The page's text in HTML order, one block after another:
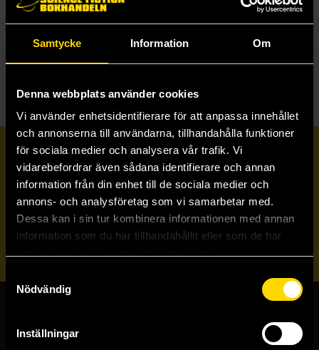
Samtycke Information Om
Denna webbplats använder cookies
Vi använder enhetsidentifierare för att anpassa innehållet
och annonserna till användarna, tillhandahålla funktioner
för sociala medier och analysera vår trafik. Vi
vidarebefordrar även sådana identifierare och annan
information från din enhet till de sociala medier och
annons- och analysföretag som vi samarbetar med.
Dessa kan i sin tur kombinera informationen med annan
information som du har tillhandahållit eller som de har
Nödvändig
Inställningar
SAMLINGSVOLYM
TECKNA & MÅLA TECKNAD SERIE
Prenumerera på vårt nyhetsbrev
Veckobrevet
Skicka
Butiker & kundtjänst